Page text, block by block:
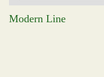
Modern Line